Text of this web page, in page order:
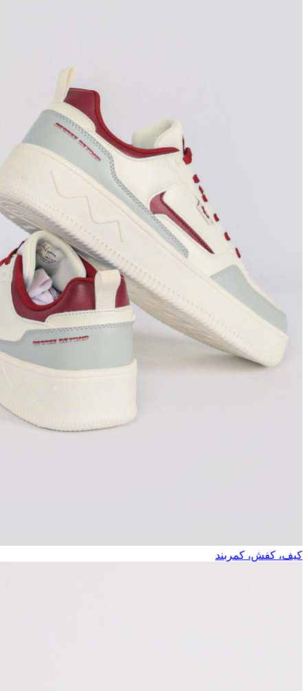
کیف، کفش، کمربند